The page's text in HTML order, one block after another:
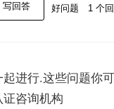
写回答 好问题 1 个
进行.这些问题你
咨询机构